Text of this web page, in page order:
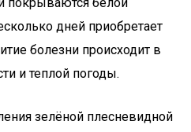
дней приобретает
болезни происходит в
и теплой погоды.
зелёной плесневидной